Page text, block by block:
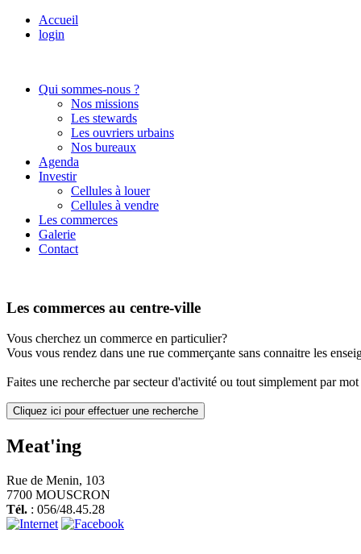
Accueil
login
Qui sommes-nous ?
Nos missions
Les stewards
Les ouvriers urbains
Nos bureaux
Agenda
Investir
Cellules à louer
Cellules à vendre
Les commerces
Galerie
Contact
Les commerces au centre-ville
Vous cherchez un commerce en particulier?
Vous vous rendez dans une rue commerçante sans connaitre les
Faites une recherche par secteur d'activité ou tout simplement par
Cliquez ici pour effectuer une recherche
Meat'ing
Rue de Menin, 103
7700 MOUSCRON
Tél. : 056/48.45.28